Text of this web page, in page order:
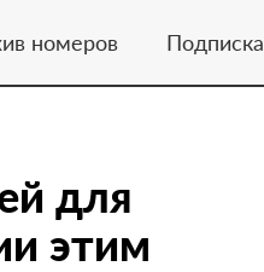
номеров Подписка
для
этим